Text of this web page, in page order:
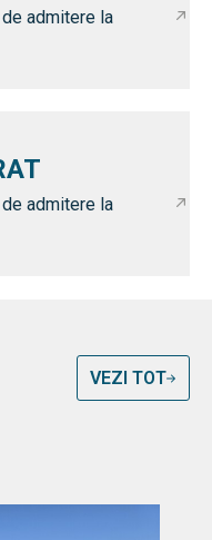
admitere la
admitere la
VEZI TOT